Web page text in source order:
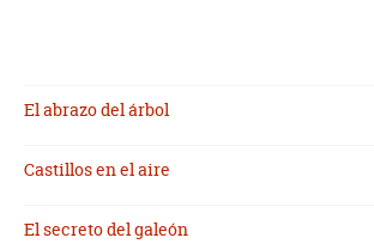
El abrazo del árbol
Castillos en el aire
El secreto del galeón